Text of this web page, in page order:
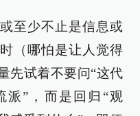
至少不止是信息或
（哪怕是让人觉得
先试着不要问“这代
派”，而是回归“观